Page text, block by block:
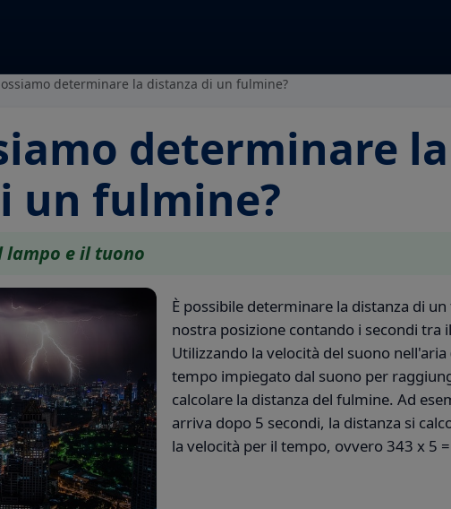
determinare la distanza di un fulmine?
determinare la
un fulmine?
lampo e il tuono
È possibile determinare la distanza di
nostra posizione contando i secondi tra
Utilizzando la velocità del suono
tempo impiegato dal suono per
calcolare la distanza del fulmine. Ad
arriva dopo 5 secondi, la distanza si
la velocità per il tempo, ovvero 343 x 5